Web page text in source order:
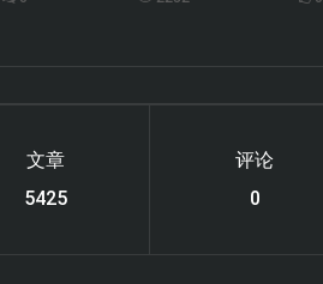
文章
6119
评论
0